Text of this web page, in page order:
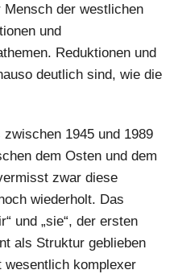
Mensch der westlichen
und
Reduktionen und
deutlich sind, wie die
1945 und 1989
dem Osten und dem
zwar diese
wiederholt. Das
und „sie“, der ersten
als Struktur geblieben
wesentlich komplexer